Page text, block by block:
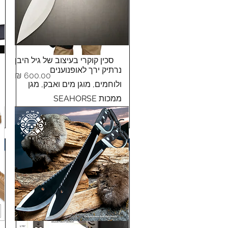
תצוגה מהירה
נרתיק ירך לאופנוענים
ולוחמים, מוגן מים ואבק, מגן
ממכות SEAHORSE
מחיר
מוצר כחול לבן!
תצוגה מהירה
סכין קוקרי בעיצוב של גיל היבן
מחיר‏600.00 ‏₪